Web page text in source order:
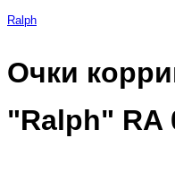
Ralph
Очки
"Ralph" RA